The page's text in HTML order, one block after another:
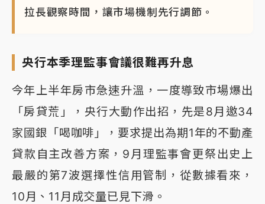
拉長觀察時間，讓市場機制先行調節。
央行本季理監事會議很難再升息
今年上半年房市急速升溫，一度導致市場爆出
「房貸荒」，央行大動作出招，先是8月邀34
家國銀「喝咖啡」，要求提出為期1年的不動產
貸款自主改善方案，9月理監事會更祭出史上
最嚴的第7波選擇性信用管制，從數據看來，
10月、11月成交量已見下滑。